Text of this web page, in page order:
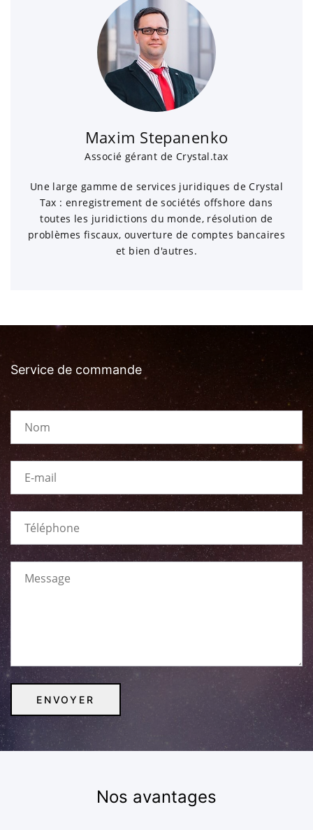
Maxim Stepanenko
Associé gérant de Crystal.tax
Une large gamme de services juridiques de Crystal
Tax : enregistrement de sociétés offshore dans
toutes les juridictions du monde, résolution de
problèmes fiscaux, ouverture de comptes bancaires
et bien d'autres.
Service de commande
Nos avantages